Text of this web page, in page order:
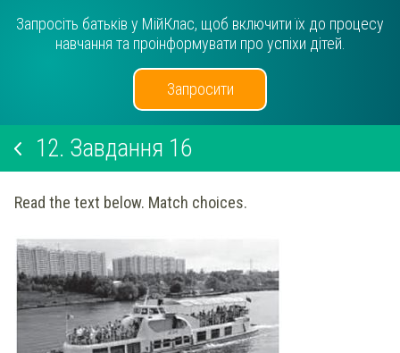
Запросіть батьків у МійКлас, щоб включити їх до процесу
навчання та проінформувати про успіхи дітей.
Запросити
12. Завдання 16
Read the text below. Match choices.